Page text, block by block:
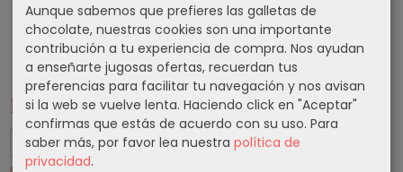
Marcas
Aunque sabemos que prefieres las galletas de
chocolate, nuestras cookies son una importante
contribución a tu experiencia de compra. Nos ayudan
a enseñarte jugosas ofertas, recuerdan tus
preferencias para facilitar tu navegación y nos avisan
si la web se vuelve lenta. Haciendo click en "Aceptar"
confirmas que estás de acuerdo con su uso. Para
saber más, por favor lea nuestra política de
privacidad.